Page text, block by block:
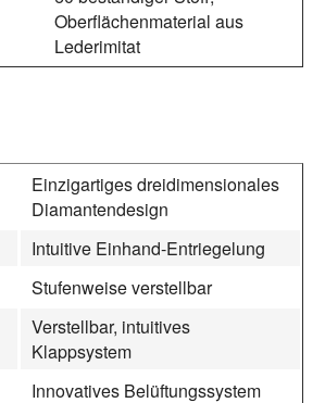
Oberflächenmaterial aus
Lederimitat
Einzigartiges dreidimensionales
Diamantendesign
Intuitive Einhand-Entriegelung
Stufenweise verstellbar
Verstellbar, intuitives
Klappsystem
Innovatives Belüftungssystem